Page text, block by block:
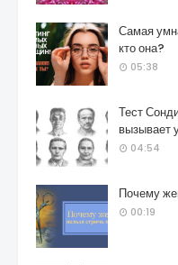
Самая
кто она?
05:38
Тест
вызывает
04:54
Почему
00:19